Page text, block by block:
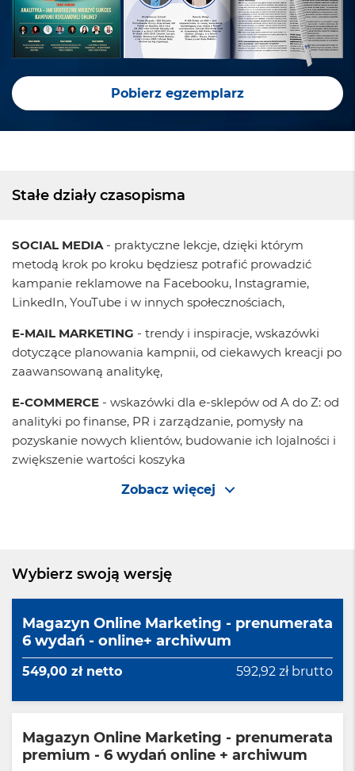
Pobierz egzemplarz
Stałe działy czasopisma
SOCIAL MEDIA - praktyczne lekcje, dzięki którym
metodą krok po kroku będziesz potrafić prowadzić
kampanie reklamowe na Facebooku, Instagramie,
LinkedIn, YouTube i w innych społecznościach,
E-MAIL MARKETING - trendy i inspiracje, wskazówki
dotyczące planowania kampnii, od ciekawych kreacji po
zaawansowaną analitykę,
E-COMMERCE - wskazówki dla e-sklepów od A do Z: od
analityki po finanse, PR i zarządzanie, pomysły na
pozyskanie nowych klientów, budowanie ich lojalności i
zwiększenie wartości koszyka
Zobacz więcej
Wybierz swoją wersję
Magazyn Online Marketing - prenumerata
6 wydań - online+ archiwum
549,00 zł netto 592,92 zł brutto
Magazyn Online Marketing - prenumerata
premium - 6 wydań online + archiwum